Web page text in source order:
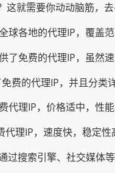
这就需要你动动脑筋，
球各地的代理IP，覆盖
了免费的代理IP，虽然
费的代理IP，并且分类
代理IP，价格适中，性
理IP，速度快，稳定
过搜索引擎、社交媒体